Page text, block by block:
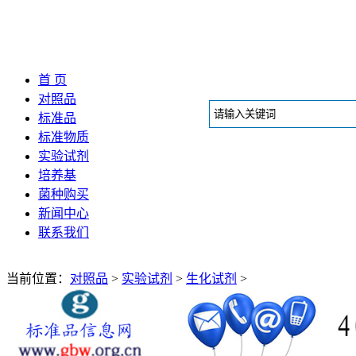
首 页
对照品
标准品
标准物质
实验试剂
培养基
菌种购买
新闻中心
联系我们
当前位置： 对照品 > 实验试剂 > 生化试剂 >